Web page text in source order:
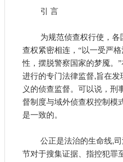
引 言
为规范侦查权行使，各国
查权紧密相连，“以一受严
性，摆脱警察国家的梦魇。
进行的专门法律监督,旨在发
义的侦查监督。可以说，刑
督制度与域外侦查权控制模
是一致的。
公正是法治的生命线,
节对于搜集证据、指控犯罪